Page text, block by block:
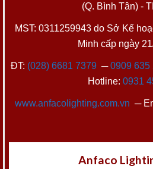
(Q. Bình Tân) -
MST: 0311259943 do Sở Kế
Minh cấp ngày
ĐT: (028) 6681 7379 ─0909 635
Hotline: 0931
www.anfacolighting.com.vn ─
Anfaco